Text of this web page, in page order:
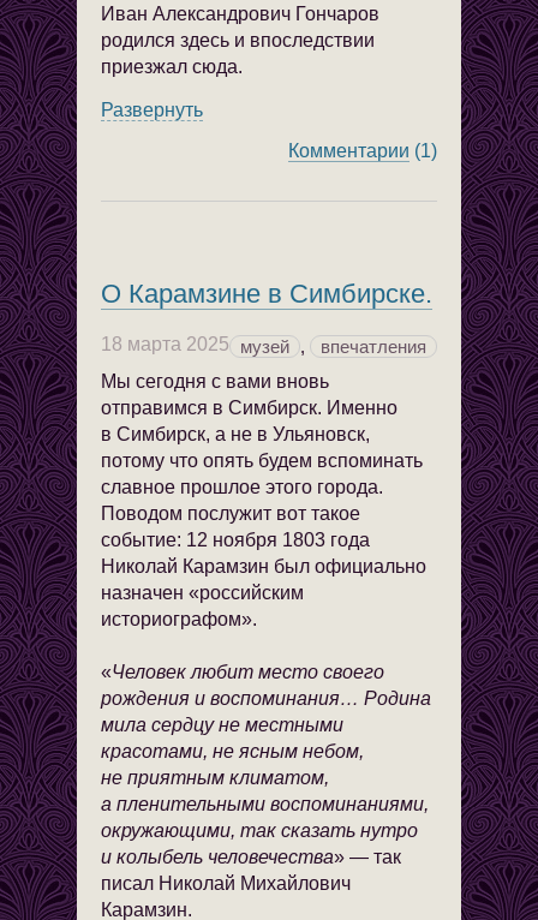
Иван Александрович Гончаров
родился здесь и впоследствии
приезжал сюда.
Развернуть
Комментарии (1)
О Карамзине в Симбирске.
18 марта 2025 музей ,
впечатления
Мы сегодня с вами вновь
отправимся в Симбирск. Именно
в Симбирск, а не в Ульяновск,
потому что опять будем вспоминать
славное прошлое этого города.
Поводом послужит вот такое
событие: 12 ноября 1803 года
Николай Карамзин был официально
назначен «российским
историографом».
«Человек любит место своего
рождения и воспоминания… Родина
мила сердцу не местными
красотами, не ясным небом,
не приятным климатом,
а пленительными воспоминаниями,
окружающими, так сказать нутро
и колыбель человечества» — так
писал Николай Михайлович
Карамзин.